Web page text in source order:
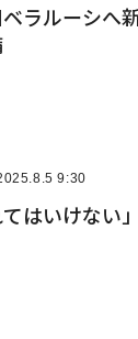
ラルーシへ
9:30
てはいけな